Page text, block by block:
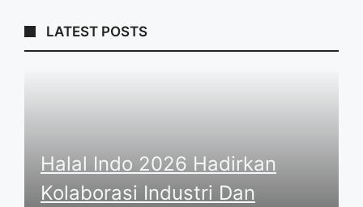
LATEST POSTS
Halal Indo 2026 Hadirkan
Kolaborasi Industri Dan